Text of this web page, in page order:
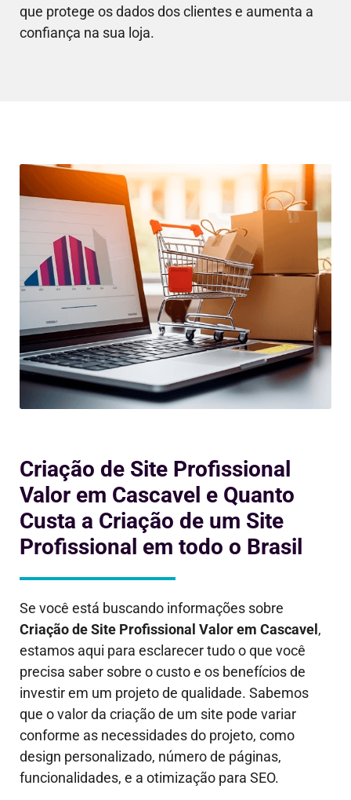
que protege os dados dos clientes e aumenta a
confiança na sua loja.
Criação de Site Profissional
Valor em Cascavel e Quanto
Custa a Criação de um Site
Profissional em todo o Brasil
Se você está buscando informações sobre
Criação de Site Profissional Valor em Cascavel,
estamos aqui para esclarecer tudo o que você
precisa saber sobre o custo e os benefícios de
investir em um projeto de qualidade. Sabemos
que o valor da criação de um site pode variar
conforme as necessidades do projeto, como
design personalizado, número de páginas,
funcionalidades, e a otimização para SEO.